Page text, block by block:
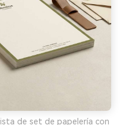
de set de papelería con